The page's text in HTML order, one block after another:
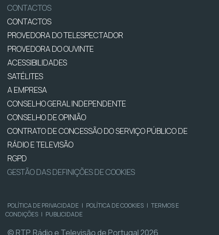
CONTACTOS
CONTACTOS
PROVEDORA DO TELESPECTADOR
PROVEDORA DO OUVINTE
ACESSIBILIDADES
SATÉLITES
A EMPRESA
CONSELHO GERAL INDEPENDENTE
CONSELHO DE OPINIÃO
CONTRATO DE CONCESSÃO DO SERVIÇO PÚBLICO DE
RÁDIO E TELEVISÃO
RGPD
GESTÃO DAS DEFINIÇÕES DE COOKIES
POLÍTICA DE PRIVACIDADE | POLÍTICA DE COOKIES | TERMOS E
CONDIÇÕES | PUBLICIDADE
© RTP, Rádio e Televisão de Portugal 2026